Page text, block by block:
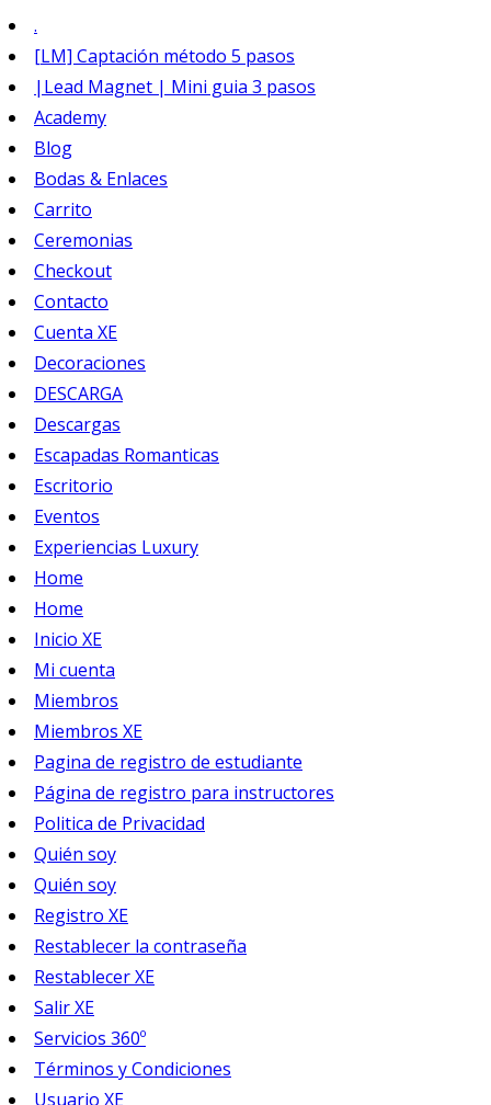
.
[LM] Captación método 5 pasos
|Lead Magnet | Mini guia 3 pasos
Academy
Blog
Bodas & Enlaces
Carrito
Ceremonias
Checkout
Contacto
Cuenta XE
Decoraciones
DESCARGA
Descargas
Escapadas Romanticas
Escritorio
Eventos
Experiencias Luxury
Home
Home
Inicio XE
Mi cuenta
Miembros
Miembros XE
Pagina de registro de estudiante
Página de registro para instructores
Politica de Privacidad
Quién soy
Quién soy
Registro XE
Restablecer la contraseña
Restablecer XE
Salir XE
Servicios 360º
Términos y Condiciones
Usuario XE